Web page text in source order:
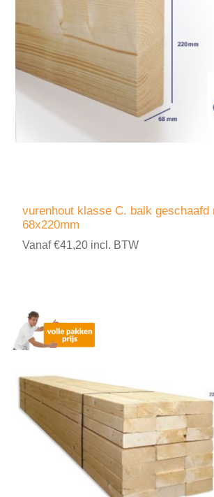
vurenhout klasse C. balk geschaafd
68x220mm
Vanaf €41,20 incl. BTW